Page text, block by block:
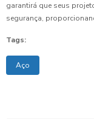
garantirá que seus
segurança,
Tags:
Aço